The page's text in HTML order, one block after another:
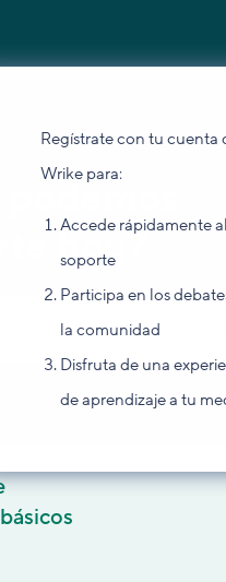
Regístrate con tu cuenta
Wrike para:
Accede rápidamente
soporte
Participa en los
la comunidad
Disfruta de una
de aprendizaje a tu
hoy?